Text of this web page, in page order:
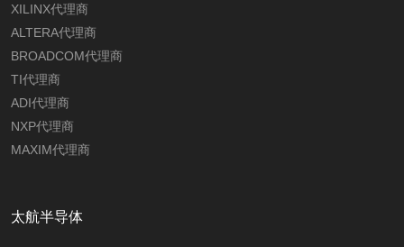
XILINX代理商
ALTERA代理商
BROADCOM代理商
TI代理商
ADI代理商
NXP代理商
MAXIM代理商
太航半导体